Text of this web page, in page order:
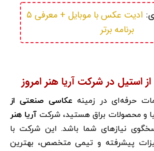
برنامه برتر
استیل در شرکت آریا هنر امروز
حرفه‌ای در زمینه عکاسی صنعتی از
و محصولات براق هستید، شرکت آریا هنر
نیازهای شما باشد. این شرکت با
پیشرفته و تیمی متخصص، بهترین